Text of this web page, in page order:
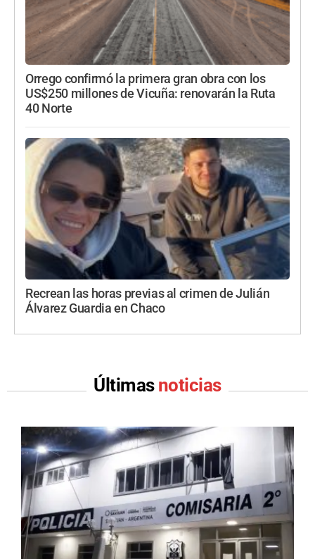
Orrego confirmó la primera gran obra con los
US$250 millones de Vicuña: renovarán la Ruta
40 Norte
Recrean las horas previas al crimen de Julián
Álvarez Guardia en Chaco
Últimas noticias